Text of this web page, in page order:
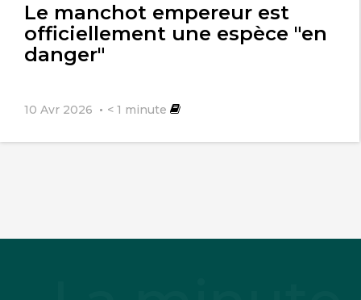
Le manchot empereur est
officiellement une espèce "en
danger"
10 Avr 2026 < 1 minute